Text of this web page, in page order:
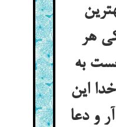
هر
به
این
و دعا